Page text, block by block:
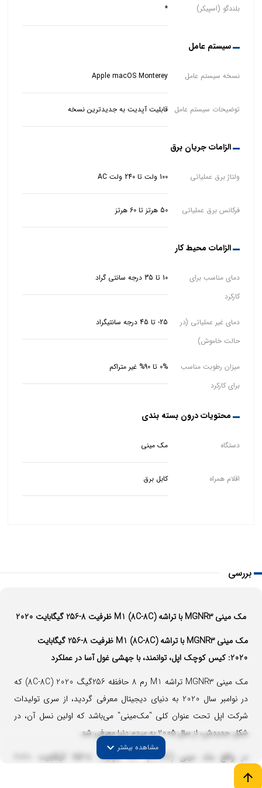
بلندگو (اسپیکر) *
سیستم عامل
نسخه سیستم عامل Apple macOS Monterey
توضیحات سیستم عامل قابلیت آپدیت به جدیدترین نسخه
الزامات جریان برق
ولتاژ برق عملیاتی 100 ولت تا 240 ولت AC
فرکانس برق عملیاتی 50 هرتز تا 60 هرتز
الزامات محیط کار
دمای مناسب برای
کارکرد
10 تا 35 درجه سانتی گراد
دمای غیر عملیاتی (در
حالت خاموش)
25- تا 45 درجه سانتیگراد
میزان رطوبت مناسب
برای کارکرد
0% تا 90% غیر متراکم
محتویات درون بسته بندی
دستگاه مک مینی
اقلام همراه کابل برق
بررسی
مک مینی MGNR3 با تراشه M1 (8C-8C) ظرفیت 8-256 گیگابایت 2020
مک مینی MGNR3 با تراشه M1 (8C-8C) ظرفیت 8-256 گیگابایت
2020: کیس کوچک اپل، توانمند، با جهشی غول آسا در عملکرد
مک مینی MGNR3 تراشه M1 رم 8 حافظه 256گیگ 2020 (8C-8C) که
در نوامبر سال 2020 به دنیای دیجیتال معرفی گردید، از سری تولیدات
شرکت اپل تحت عنوان کلی "مک‌مینی" می‌باشد که اولین نسل آن، در
شکل جدیدش، از سال 2005 به مردم دنیا معرفی شد.
مشاهده بیشترexpand_more
arrow_upward